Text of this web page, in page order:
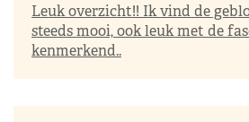
Leuk overzicht!! Ik vind de
steeds mooi, ook leuk met de
kenmerkend..